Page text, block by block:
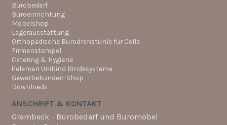
Bürobedarf
Büroeinrichtung
Möbelshop
Lagerausstattung
Orthopädische Bürodrehstühle für Celle
Firmenstempel
Catering & Hygiene
Peleman Unibind Bindesysteme
Gewerbekunden-Shop
Downloads
ANSCHRIFT & KONTAKT
Grambeck - Bürobedarf und Büromöbel